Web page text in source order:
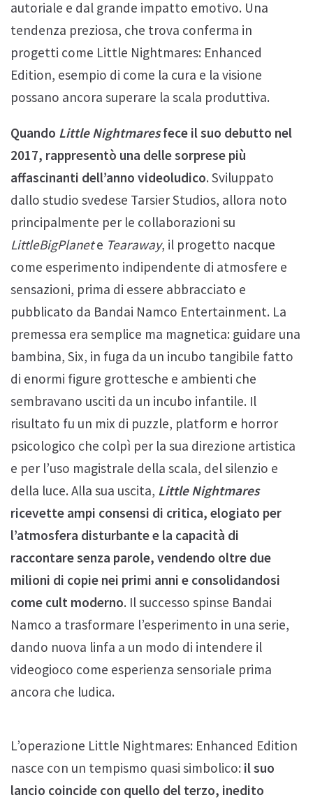
autoriale e dal grande impatto emotivo. Una
tendenza preziosa, che trova conferma in
progetti come Little Nightmares: Enhanced
Edition, esempio di come la cura e la visione
possano ancora superare la scala produttiva.
Quando Little Nightmaresfece il suo debutto nel
2017, rappresentò una delle sorprese più
affascinanti dell’anno videoludico. Sviluppato
dallo studio svedese Tarsier Studios, allora noto
principalmente per le collaborazioni su
LittleBigPlanete Tearaway, il progetto nacque
come esperimento indipendente di atmosfere e
sensazioni, prima di essere abbracciato e
pubblicato da Bandai Namco Entertainment. La
premessa era semplice ma magnetica: guidare una
bambina, Six, in fuga da un incubo tangibile fatto
di enormi figure grottesche e ambienti che
sembravano usciti da un incubo infantile. Il
risultato fu un mix di puzzle, platform e horror
psicologico che colpì per la sua direzione artistica
e per l’uso magistrale della scala, del silenzio e
della luce. Alla sua uscita, Little Nightmares
ricevette ampi consensi di critica, elogiato per
l’atmosfera disturbante e la capacità di
raccontare senza parole, vendendo oltre due
milioni di copie nei primi anni e consolidandosi
come cult moderno. Il successo spinse Bandai
Namco a trasformare l’esperimento in una serie,
dando nuova linfa a un modo di intendere il
videogioco come esperienza sensoriale prima
ancora che ludica.
L’operazione Little Nightmares: Enhanced Edition
nasce con un tempismo quasi simbolico: il suo
lancio coincide con quello del terzo, inedito